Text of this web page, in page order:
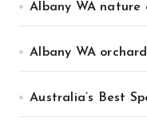
Albany WA nature
Albany WA
Australia’s Best